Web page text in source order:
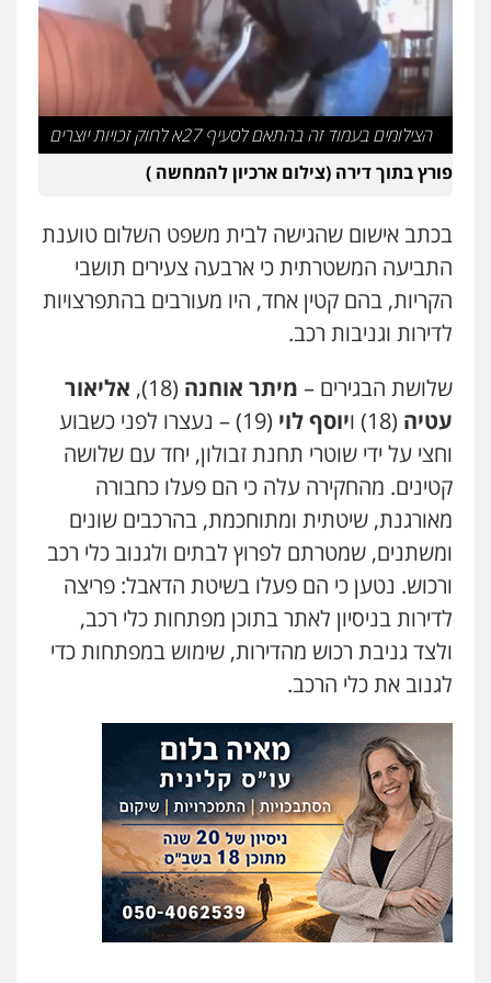
מעצרים וחקירות עורכי דין לענייני
0505216700
אייל בן שושן, עורך דין פלילי
פלילי מעצרים וחקירות פשיעה חמורה
נוער רישום פלילי
0522763105
עו"ד שלומי שרון
פלילי צבאי מעצרים וחקירות
0547342002
פלילי כלכלי אלימות סמים מעצרים
0525544654
עו"ד זוהר ארבל
פלילי פשיעה חמורה מעצרים וחקירות
קטינים
0538788878
עו"ד שלי גורביץ – לוי
פשיעה חמורה
וחקירות צבאי תעבורה
0544218336
משרד עורכי דין חן ברוך
פלילי דיני תעבורה מעצרים וחקירות
0505078733
עו"ד קארין לגטיוי
פלילי פשיעה חמורה מעצרים וחקירות
0507446995
הצילומים בעמוד זה בהתאם לסעיף 27א לחוק זכויות יוצרים
פורץ בתוך דירה (צילום ארכיון להמחשה )
בכתב אישום שהגישה לבית משפט השלום טוענת
התביעה המשטרתית כי ארבעה צעירים תושבי
הקריות, בהם קטין אחד, היו מעורבים בהתפרצויות
לדירות וגניבות רכב.
שלושת הבגירים – מיתר אוחנה (18),
אליאור
עטיה (18) ו יוסף לוי
(19) – נעצרו לפני כשבוע
וחצי על ידי שוטרי תחנת זבולון, יחד עם שלושה
קטינים. מהחקירה עלה כי הם פעלו כחבורה
מאורגנת, שיטתית ומתוחכמת, בהרכבים שונים
ומשתנים, שמטרתם לפרוץ לבתים ולגנוב כלי רכב
ורכוש. נטען כי הם פעלו בשיטת הדאבל: פריצה
לדירות בניסיון לאתר בתוכן מפתחות כלי רכב,
ולצד גניבת רכוש מהדירות, שימוש במפתחות כדי
לגנוב את כלי הרכב.